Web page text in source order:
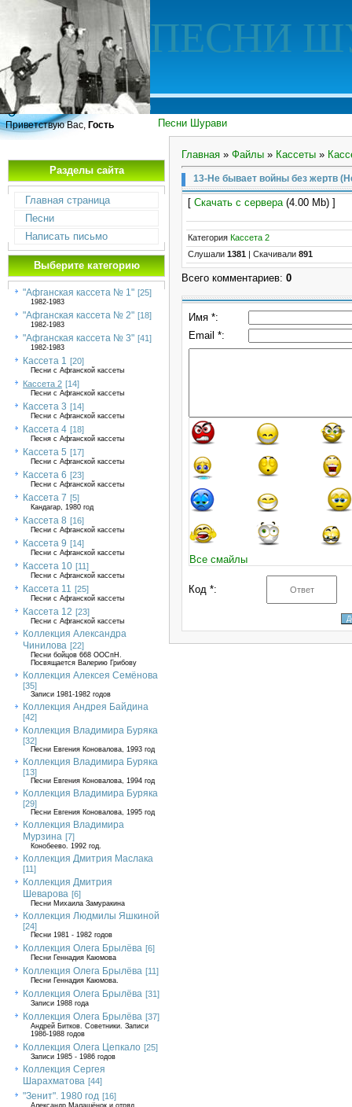
ПЕСНИ
Песни Шурави
Приветствую Вас, Гость
Разделы сайта
Главная страница
Песни
Написать письмо
Выберите категорию
"Афганская кассета № 1" [25]
1982-1983
"Афганская кассета № 2" [18]
1982-1983
"Афганская кассета № 3" [41]
1982-1983
Кассета 1 [20]
Песни с Афганской кассеты
Кассета 2 [14]
Песни с Афганской кассеты
Кассета 3 [14]
Песни с Афганской кассеты
Кассета 4 [18]
Песня с Афганской кассеты
Кассета 5 [17]
Песни с Афганской кассеты
Кассета 6 [23]
Песни с Афганской кассеты
Кассета 7 [5]
Кандагар, 1980 год
Кассета 8 [16]
Песни с Афганской кассеты
Кассета 9 [14]
Песни с Афганской кассеты
Кассета 10 [11]
Песни с Афганской кассеты
Кассета 11 [25]
Песни с Афганской кассеты
Кассета 12 [23]
Песни с Афганской кассеты
Коллекция Александра
Чинилова [22]
Песни бойцов 668 ООСпН.
Посвящается Валерию Грибову
Коллекция Алексея Семёнова
[35]
Записи 1981-1982 годов
Коллекция Андрея Байдина
[42]
Коллекция Владимира Буряка
[32]
Песни Евгения Коновалова, 1993 год
Коллекция Владимира Буряка
[13]
Песни Евгения Коновалова, 1994 год
Коллекция Владимира Буряка
[29]
Песни Евгения Коновалова, 1995 год
Коллекция Владимира
Мурзина [7]
Конобеево. 1992 год.
Коллекция Дмитрия Маслака
[11]
Коллекция Дмитрия
Шеварова [6]
Песни Михаила Замуракина
Коллекция Людмилы Яшкиной
[24]
Песни 1981 - 1982 годов
Коллекция Олега Брылёва [6]
Песни Геннадия Каюмова
Коллекция Олега Брылёва [11]
Песни Геннадия Каюмова.
Коллекция Олега Брылёва [31]
Записи 1988 года
Коллекция Олега Брылёва [37]
Андрей Битков. Советники. Записи
1986-1988 годов
Коллекция Олега Цепкало [25]
Записи 1985 - 1986 годов
Коллекция Сергея
Шарахматова [44]
"Зенит". 1980 год [16]
Александр Малашёнок и отряд
Главная » Файлы » Кассеты »
13-Не бывает войны без жертв
[ Скачать с сервера(4.00 Mb) ]
Категория Кассета 2
Слушали 1381 Скачивали 891
Всего комментариев: 0
Имя *:
Email *:
Все смайлы
Код *: